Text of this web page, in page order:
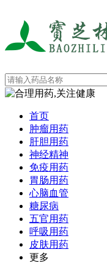
首页
肿瘤用药
肝胆用药
神经精神
免疫用药
胃肠用药
心脑血管
糖尿病
五官用药
呼吸用药
皮肤用药
更多